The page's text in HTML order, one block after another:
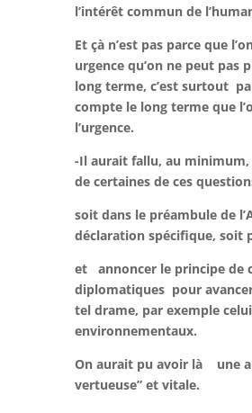
l’intérêt commun de
Et çà n’est pas parce que
urgence qu’on ne peut pas
long terme, c’est surtout
compte le long terme que
l’urgence.
-Il aurait fallu, au minimum,
de certaines de ces
soit dans le préambule de
déclaration spécifique, soit
et annoncer le principe de
diplomatiques pour
tel drame, par exemple
environnementaux.
On aurait pu avoir là une
vertueuse” et vitale.